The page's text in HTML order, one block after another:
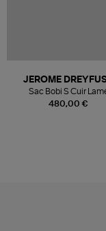
480,00 €
JEROME
Sac Bobi S Cuir
Champagne